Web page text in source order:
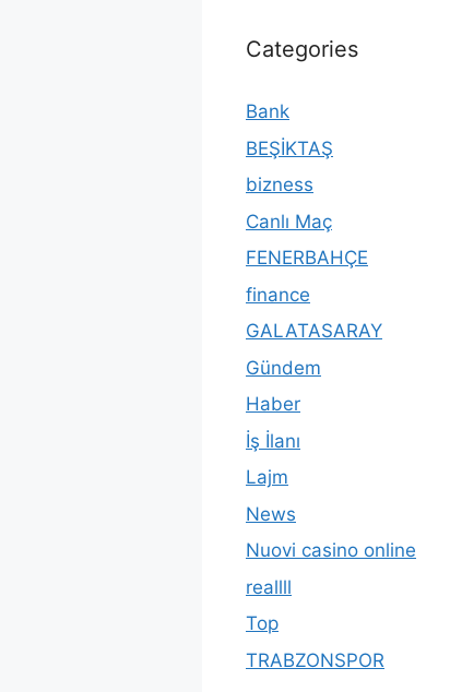
Categories
Bank
BEŞİKTAŞ
bizness
Canlı Maç
FENERBAHÇE
finance
GALATASARAY
Gündem
Haber
İş İlanı
Lajm
News
Nuovi casino online
reallll
Top
TRABZONSPOR